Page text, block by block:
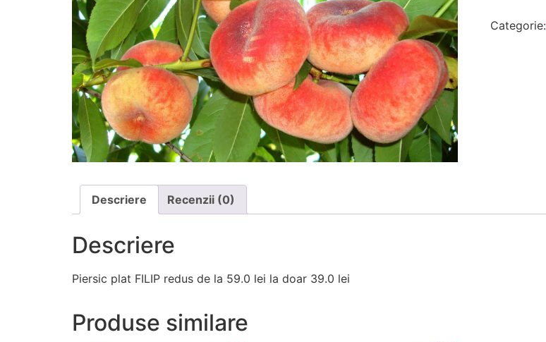
Categorie:
Descriere Recenzii (0)
Descriere
Piersic plat FILIP redus de la 59.0 lei la doar 39.0 lei
Produse similare